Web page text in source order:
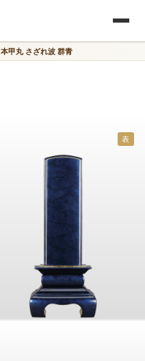
本甲丸 さざれ波 群青
表